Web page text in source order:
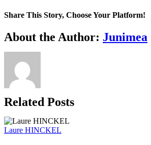
Share This Story, Choose Your Platform!
Facebook
X
Bluesky
Reddit
LinkedIn
WhatsApp
Telegram
Tumblr
Xing
Email
Copy
Link
About the Author: Junimea
Related Posts
Laure HINCKEL